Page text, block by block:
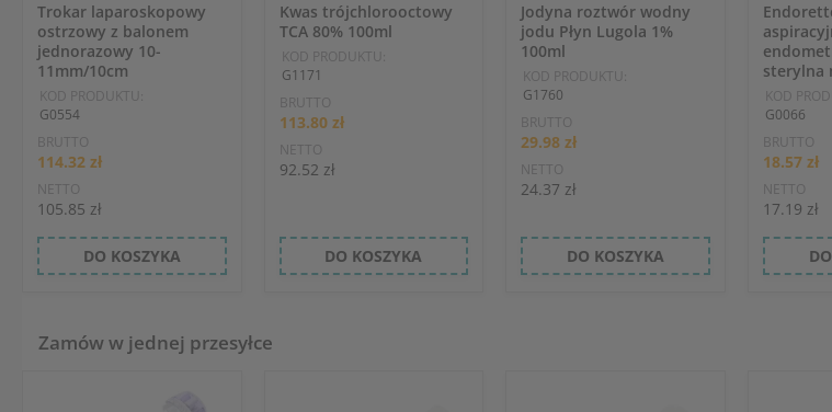
Trokar laparoskopowy
ostrzowy z balonem
jednorazowy 10-
11mm/10cm
KOD PRODUKTU:
G0554
BRUTTO
114.32 zł
NETTO
105.85 zł
DO KOSZYKA
Kwas trójchlorooctowy
TCA 80% 100ml
KOD PRODUKTU:
G1171
BRUTTO
113.80 zł
NETTO
92.52 zł
DO KOSZYKA
Jodyna roztwór wodny
jodu Płyn Lugola 1%
100ml
KOD PRODUKTU:
G1760
BRUTTO
29.98 zł
NETTO
24.37 zł
DO KOSZYKA
sterylna
KOD
G0066
BRUTTO
18.57 zł
NETTO
17.19 zł
Zamów w jednej przesyłce